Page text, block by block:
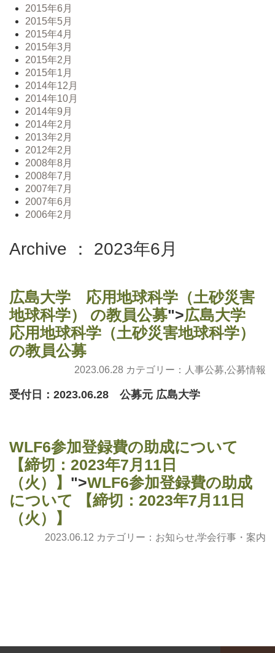
2015年6月
2015年5月
2015年4月
2015年3月
2015年2月
2015年1月
2014年12月
2014年10月
2014年9月
2014年2月
2013年2月
2012年2月
2008年8月
2008年7月
2007年7月
2007年6月
2006年2月
Archive ： 2023年6月
広島大学 応用地球科学（土砂災害
地球科学） の教員公募">広島大学
応用地球科学（土砂災害地球科学）
の教員公募
2023.06.28 カテゴリー： 人事公募,公募情報
受付日：2023.06.28 公募元 広島大学
WLF6参加登録費の助成について
【締切：2023年7月11日
（火）】 ">WLF6参加登録費の助成
について 【締切：2023年7月11日
（火）】
2023.06.12 カテゴリー： お知らせ,学会行事・案内